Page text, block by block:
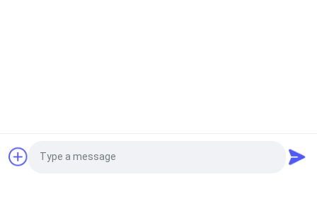
ইন্ডাকশন হিটিং পাওয়ার
সাপ্লাই